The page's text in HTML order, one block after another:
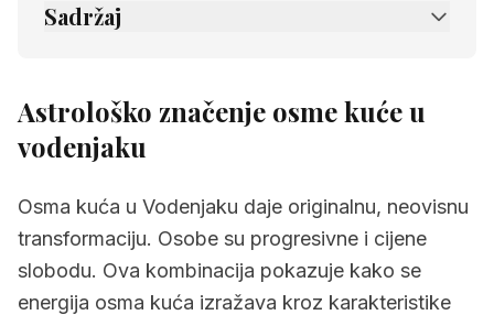
Sadržaj
2. Povezane stranice
Astrološko značenje osme kuće u
vodenjaku
Osma kuća u Vodenjaku daje originalnu, neovisnu
transformaciju. Osobe su progresivne i cijene
slobodu. Ova kombinacija pokazuje kako se
energija osma kuća izražava kroz karakteristike